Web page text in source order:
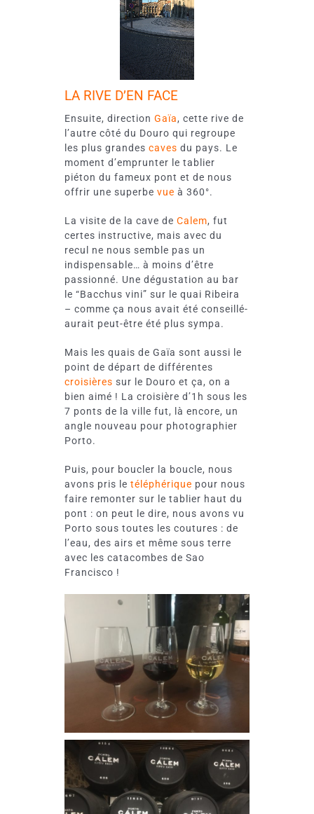
LA RIVE D’EN FACE
Ensuite, directionGaïa, cette rive de
l’autre côté du Douro qui regroupe
les plus grandescaves du pays. Le
moment d’emprunter le tablier
piéton du fameux pont et de nous
offrir une superbevue à 360°.
La visite de la cave deCalem, fut
certes instructive, mais avec du
recul ne nous semble pas un
indispensable… à moins d’être
passionné. Une dégustation au bar
le “Bacchus vini” sur le quai Ribeira
– comme ça nous avait été conseillé-
aurait peut-être été plus sympa.
Mais les quais de Gaïa sont aussi le
point de départ de différentes
croisières sur le Douro et ça, on a
bien aimé ! La croisière d’1h sous les
7 ponts de la ville fut, là encore, un
angle nouveau pour photographier
Porto.
Puis, pour boucler la boucle, nous
avons pris letéléphérique pour nous
faire remonter sur le tablier haut du
pont : on peut le dire, nous avons vu
Porto sous toutes les coutures : de
l’eau, des airs et même sous terre
avec les catacombes de Sao
Francisco !